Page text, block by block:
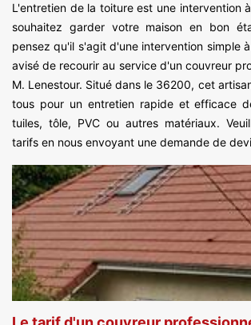
L'entretien de la toiture est une intervention
souhaitez garder votre maison en bon
pensez qu'il s'agit d'une intervention simple
avisé de recourir au service d'un couvreur
M. Lenestour. Situé dans le 36200, cet
tous pour un entretien rapide et efficace
tuiles, tôle, PVC ou autres matériaux.
tarifs en nous envoyant une demande de